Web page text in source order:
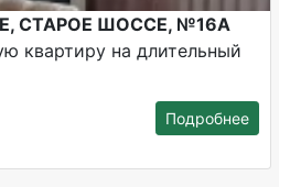
СТАРОЕ ШОССЕ, №16А
квартиру на длительный
Подробнее